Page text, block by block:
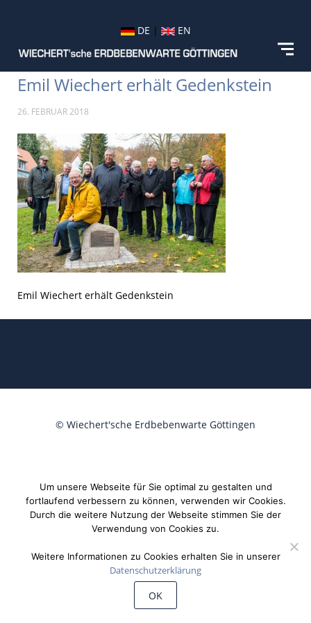
DE | EN
Emil Wiechert erhält Gedenkstein
26. FEBRUAR 2018
Emil Wiechert erhält Gedenkstein
© Wiechert'sche Erdbebenwarte Göttingen
Um unsere Webseite für Sie optimal zu gestalten und
fortlaufend verbessern zu können, verwenden wir Cookies.
Durch die weitere Nutzung der Webseite stimmen Sie der
Verwendung von Cookies zu.
Weitere Informationen zu Cookies erhalten Sie in unserer
Datenschutzerklärung
OK